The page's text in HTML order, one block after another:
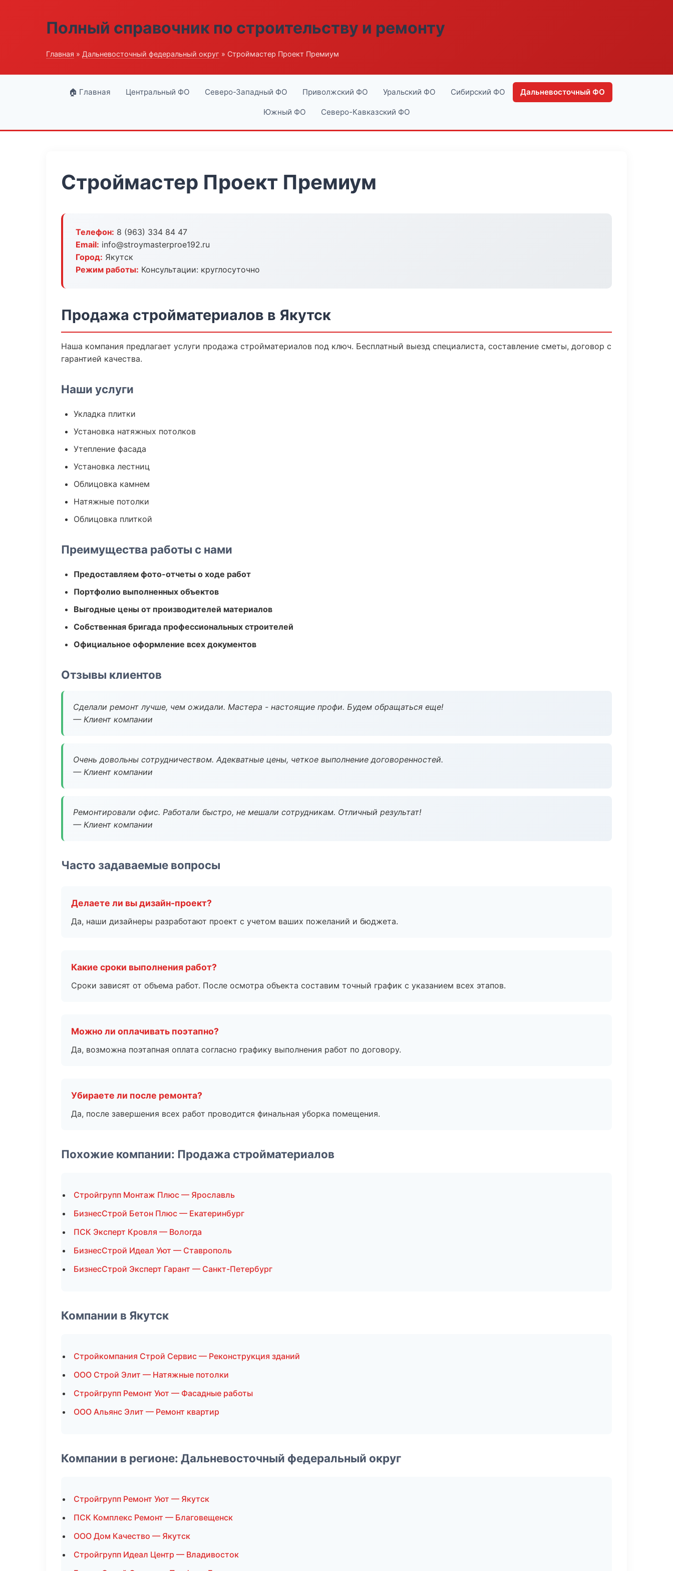
Полный справочник по строительству и ремонту
Главная » Дальневосточный федеральный округ » Строймастер Проект Премиум
🏠 Главная Центральный ФО Северо-Западный ФО Приволжский ФО Уральский ФО Сибирский ФО Дальневосточный ФО
Южный ФО Северо-Кавказский ФО
Строймастер Проект Премиум
Телефон: 8 (963) 334 84 47
Email: info@stroymasterproe192.ru
Город: Якутск
Режим работы: Консультации: круглосуточно
Продажа стройматериалов в Якутск
Наша компания предлагает услуги продажа стройматериалов под ключ. Бесплатный выезд специалиста, составление сметы, договор с
гарантией качества.
Наши услуги
Укладка плитки
Установка натяжных потолков
Утепление фасада
Установка лестниц
Облицовка камнем
Натяжные потолки
Облицовка плиткой
Преимущества работы с нами
Предоставляем фото-отчеты о ходе работ
Портфолио выполненных объектов
Выгодные цены от производителей материалов
Собственная бригада профессиональных строителей
Официальное оформление всех документов
Отзывы клиентов
Сделали ремонт лучше, чем ожидали. Мастера - настоящие профи. Будем обращаться еще!
— Клиент компании
Очень довольны сотрудничеством. Адекватные цены, четкое выполнение договоренностей.
— Клиент компании
Ремонтировали офис. Работали быстро, не мешали сотрудникам. Отличный результат!
— Клиент компании
Часто задаваемые вопросы
Делаете ли вы дизайн-проект?
Да, наши дизайнеры разработают проект с учетом ваших пожеланий и бюджета.
Какие сроки выполнения работ?
Сроки зависят от объема работ. После осмотра объекта составим точный график с указанием всех этапов.
Можно ли оплачивать поэтапно?
Да, возможна поэтапная оплата согласно графику выполнения работ по договору.
Убираете ли после ремонта?
Да, после завершения всех работ проводится финальная уборка помещения.
Похожие компании: Продажа стройматериалов
Стройгрупп Монтаж Плюс — Ярославль
БизнесСтрой Бетон Плюс — Екатеринбург
ПСК Эксперт Кровля — Вологда
БизнесСтрой Идеал Уют — Ставрополь
БизнесСтрой Эксперт Гарант — Санкт-Петербург
Компании в Якутск
Стройкомпания Строй Сервис — Реконструкция зданий
ООО Строй Элит — Натяжные потолки
Стройгрупп Ремонт Уют — Фасадные работы
ООО Альянс Элит — Ремонт квартир
Компании в регионе: Дальневосточный федеральный округ
Стройгрупп Ремонт Уют — Якутск
ПСК Комплекс Ремонт — Благовещенск
ООО Дом Качество — Якутск
Стройгрупп Идеал Центр — Владивосток